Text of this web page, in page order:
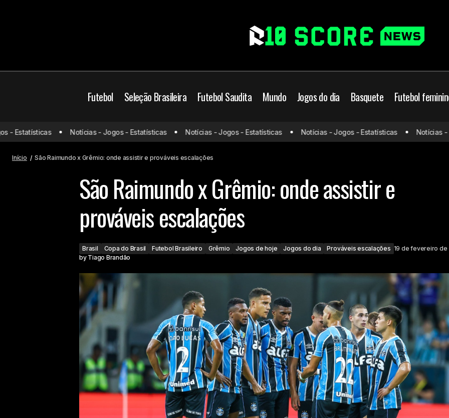
Futebol Seleção Brasileira Futebol Saudita Mundo Jogos do dia Basquete Futebol
Aston Villa x Liverpool: onde assistir e
prováveis escalações
Brasil Copa do Brasil Futebol Brasileiro Grêmio
Jogos de hoje
Jogos do dia
Prováveis escalações
São Raimundo x
prováveis escalações
Estatísticas Notícias - Jogos - Estatísticas Notícias - Jogos - Estatísticas Notícias - Jogos - Estatísticas Notícias -
Início São Raimundo x Grêmio: onde assistir e prováveis escalações
São Raimundo x Grêmio: onde assistir e
prováveis escalações
Brasil Copa do Brasil Futebol Brasileiro Grêmio Jogos de hoje Jogos do dia Prováveis escalações 19 de fevereiro de
by Tiago Brandão